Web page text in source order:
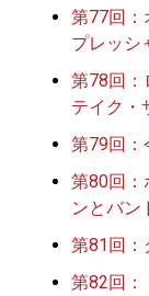
第77回：
プレッシ
第78回：
テイク・
第79回：
第80回：
ンとバン
第81回：
第82回：